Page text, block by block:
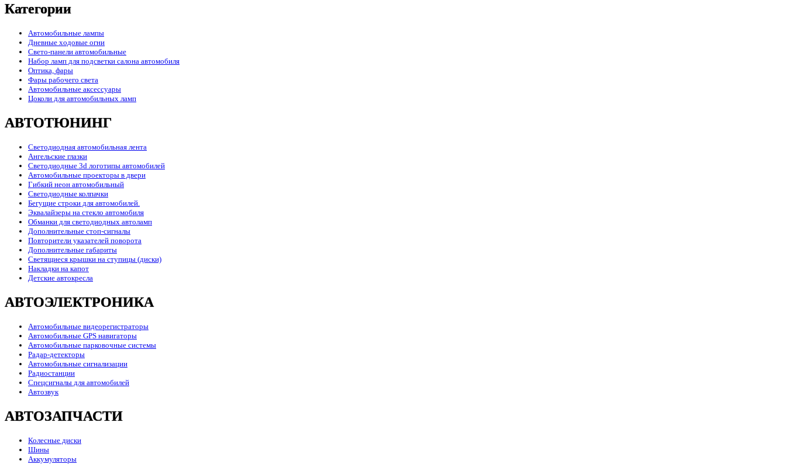
Категории
Автомобильные лампы
Дневные ходовые огни
Свето-панели автомобильные
Набор ламп для подсветки салона автомобиля
Оптика, фары
Фары рабочего света
Автомобильные аксессуары
Цоколи для автомобильных ламп
АВТОТЮНИНГ
Светодиодная автомобильная лента
Ангельские глазки
Светодиодные 3d логотипы автомобилей
Автомобильные проекторы в двери
Гибкий неон автомобильный
Светодиодные колпачки
Бегущие строки для автомобилей.
Эквалайзеры на стекло автомобиля
Обманки для светодиодных автоламп
Дополнительные стоп-сигналы
Повторители указателей поворота
Дополнительные габариты
Светящиеся крышки на ступицы (диски)
Накладки на капот
Детские автокресла
АВТОЭЛЕКТРОНИКА
Автомобильные видеорегистраторы
Автомобильные GPS навигаторы
Автомобильные парковочные системы
Радар-детекторы
Автомобильные сигнализации
Радиостанции
Спецсигналы для автомобилей
Автозвук
АВТОЗАПЧАСТИ
Колесные диски
Шины
Аккумуляторы